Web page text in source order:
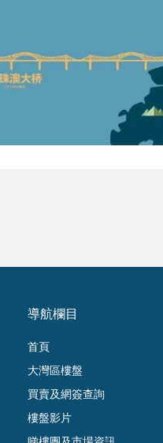
導航欄目
首頁
大灣區樓盤
買賣及網簽查詢
樓盤影片